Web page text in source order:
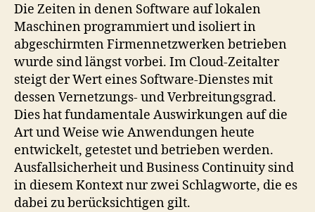
Die Zeiten in denen Software auf lokalen
Maschinen programmiert und isoliert in
abgeschirmten Firmennetzwerken betrieben
wurde sind längst vorbei. Im Cloud-Zeitalter
steigt der Wert eines Software-Dienstes mit
dessen Vernetzungs- und Verbreitungsgrad.
Dies hat fundamentale Auswirkungen auf die
Art und Weise wie Anwendungen heute
entwickelt, getestet und betrieben werden.
Ausfallsicherheit und Business Continuity sind
in diesem Kontext nur zwei Schlagworte, die es
dabei zu berücksichtigen gilt.